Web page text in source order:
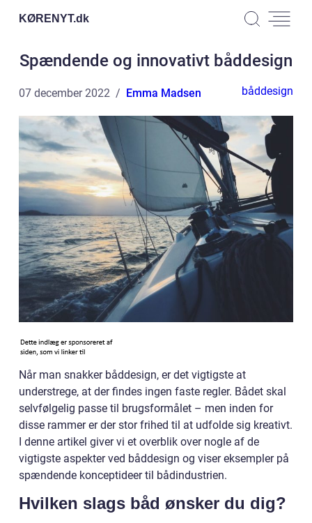
KØRENYT.dk
Spændende og innovativt båddesign
07 december 2022 Emma Madsen båddesign
Når man snakker båddesign, er det vigtigste at
understrege, at der findes ingen faste regler. Bådet skal
selvfølgelig passe til brugsformålet – men inden for
disse rammer er der stor frihed til at udfolde sig kreativt.
I denne artikel giver vi et overblik over nogle af de
vigtigste aspekter ved båddesign og viser eksempler på
spændende konceptideer til bådindustrien.
Hvilken slags båd ønsker du dig?